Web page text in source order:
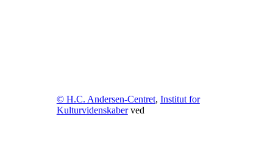
© H.C. Andersen-Centret, Institut for
Kulturvidenskaberved